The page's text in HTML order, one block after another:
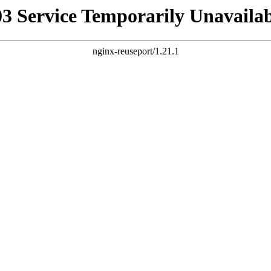
Service Temporarily
nginx-reuseport/1.21.1